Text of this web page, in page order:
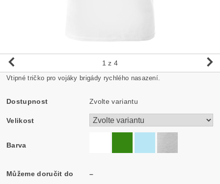
1 z 4
Vtipné tričko pro vojáky brigády rychlého nasazení.
Dostupnost Zvolte variantu
Velikost
Barva
Můžeme doručit do –